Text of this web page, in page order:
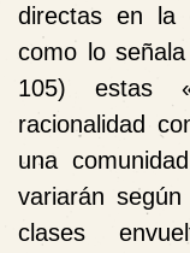
directas en la
como lo
105) estas
racionalidad
una
variarán
clases